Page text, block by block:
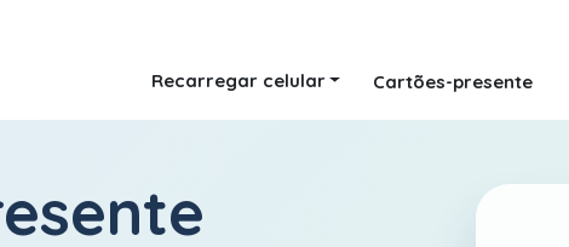
Recarregar celular Cartões-presente